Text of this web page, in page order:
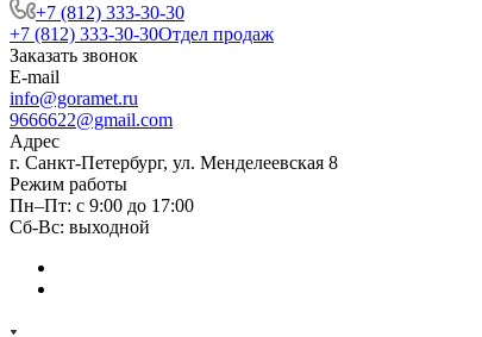
+7 (812) 333-30-30
+7 (812) 333-30-30Отдел продаж
Заказать звонок
E-mail
info@goramet.ru
9666622@gmail.com
Адрес
г. Санкт-Петербург, ул. Менделеевская 8
Режим работы
Пн–Пт: с 9:00 до 17:00
Сб-Вс: выходной